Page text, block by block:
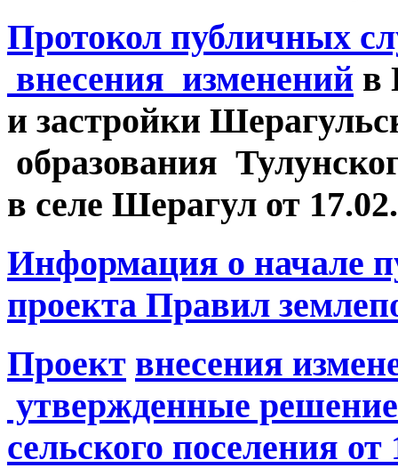
Протокол публичных
внесения изменений в
и застройки
образования
в селе Шерагул от
Информация о начале
проекта Правил
Проект внесения
утвержденные
сельского поселения